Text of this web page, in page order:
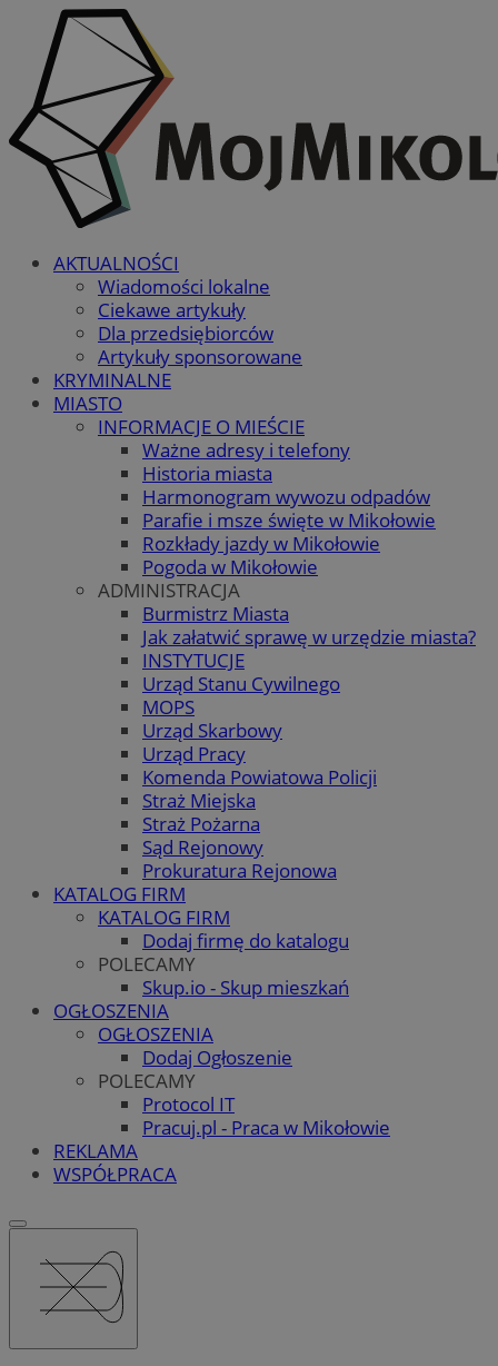
AKTUALNOŚCI
Wiadomości lokalne
Ciekawe artykuły
Dla przedsiębiorców
Artykuły sponsorowane
KRYMINALNE
MIASTO
INFORMACJE O MIEŚCIE
Ważne adresy i telefony
Historia miasta
Harmonogram wywozu odpadów
Parafie i msze święte w Mikołowie
Rozkłady jazdy w Mikołowie
Pogoda w Mikołowie
ADMINISTRACJA
Burmistrz Miasta
Jak załatwić sprawę w urzędzie miasta?
INSTYTUCJE
Urząd Stanu Cywilnego
MOPS
Urząd Skarbowy
Urząd Pracy
Komenda Powiatowa Policji
Straż Miejska
Straż Pożarna
Sąd Rejonowy
Prokuratura Rejonowa
KATALOG FIRM
KATALOG FIRM
Dodaj firmę do katalogu
POLECAMY
Skup.io - Skup mieszkań
OGŁOSZENIA
OGŁOSZENIA
Dodaj Ogłoszenie
POLECAMY
Protocol IT
Pracuj.pl - Praca w Mikołowie
REKLAMA
WSPÓŁPRACA